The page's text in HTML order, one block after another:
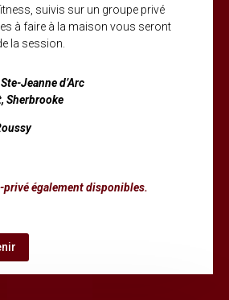
suivis sur un groupe privé
à faire à la maison vous seront
la session.
Jeanne d’Arc
Sherbrooke
privé également disponibles.